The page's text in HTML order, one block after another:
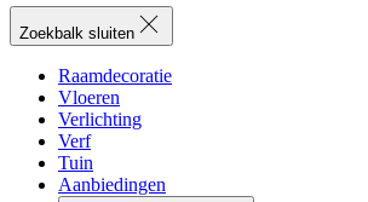
Zoekbalk sluiten
Raamdecoratie
Vloeren
Verlichting
Verf
Tuin
Aanbiedingen